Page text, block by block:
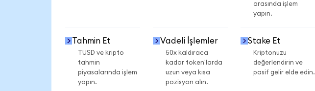
arasında işlem
yapın.
Tahmin Et
TUSD ve kripto
tahmin
piyasalarında işlem
yapın.
Vadeli İşlemler
50x kaldıraca
kadar token'larda
uzun veya kısa
pozisyon alın.
Stake Et
Kriptonuzu
değerlendirin ve
pasif gelir elde edin.